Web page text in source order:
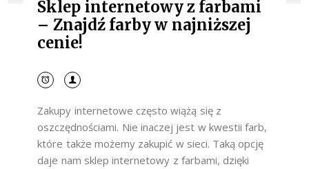
Sklep internetowy z farbami
– Znajdź farby w najniższej
cenie!
Zakupy internetowe często wiążą się z
oszczędnościami. Nie inaczej jest w kwestii farb,
które także możemy zakupić w sieci. Taką opcję
daje nam sklep internetowy z farbami, dzięki